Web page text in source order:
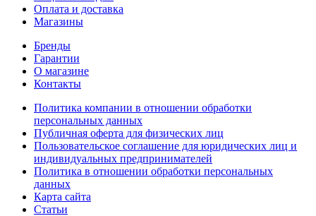
Оплата и доставка
Магазины
Бренды
Гарантии
О магазине
Контакты
Политика компании в отношении обработки
персональных данных
Публичная оферта для физических лиц
Пользовательское соглашение для юридических лиц и
индивидуальных предпринимателей
Политика в отношении обработки персональных
данных
Карта сайта
Статьи